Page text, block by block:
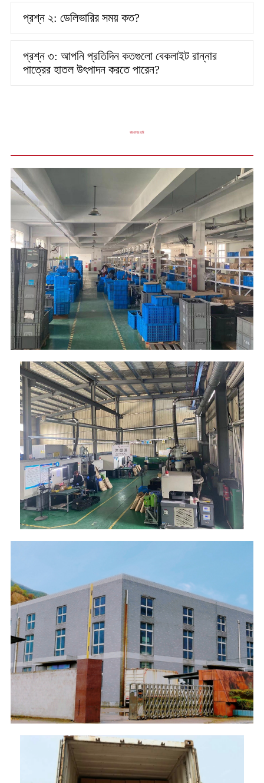
প্রশ্ন ২: ডেলিভারির সময় কত?
প্রশ্ন ৩: আপনি প্রতিদিন কতগুলো বেকলাইট রান্নার
পাত্রের হাতল উৎপাদন করতে পারেন?
কারখানার ছবি